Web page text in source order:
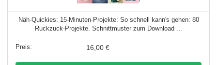
Näh-Quickies: 15-Minuten-Projekte: So schnell kann's gehen: 80
Ruckzuck-Projekte. Schnittmuster zum Download ...
16,00 €